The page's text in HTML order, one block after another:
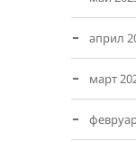
април
март